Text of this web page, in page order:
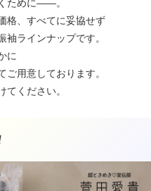
ために――。
格、すべてに妥協せず
ラインナップです。
に
用意しております。
ください。